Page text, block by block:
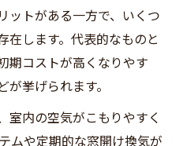
ットがある一方で、いくつ
在します。代表的なものと
期コストが高くなりやす
挙げられます。
室内の空気がこもりやすく
ムや定期的な窓開け換気が